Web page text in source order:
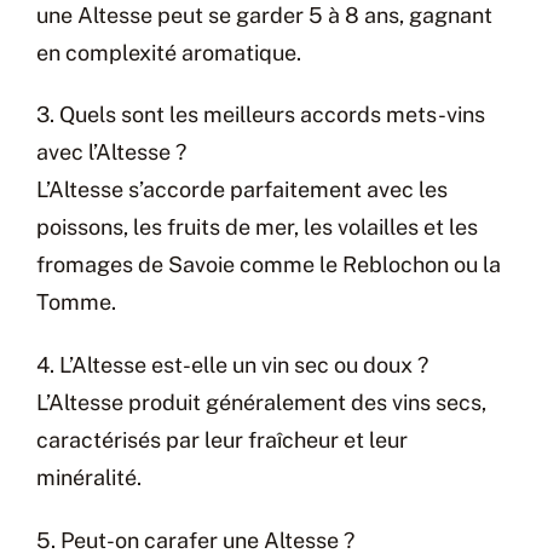
une Altesse peut se garder 5 à 8 ans, gagnant
en complexité aromatique.
3. Quels sont les meilleurs accords mets-vins
avec l’Altesse ?
L’Altesse s’accorde parfaitement avec les
poissons, les fruits de mer, les volailles et les
fromages de Savoie comme le Reblochon ou la
Tomme.
4. L’Altesse est-elle un vin sec ou doux ?
L’Altesse produit généralement des vins secs,
caractérisés par leur fraîcheur et leur
minéralité.
5. Peut-on carafer une Altesse ?